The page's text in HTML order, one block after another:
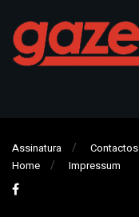
Assinatura Contactos
Home
Impressum